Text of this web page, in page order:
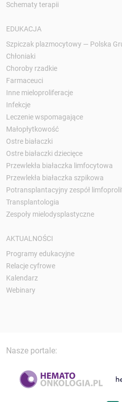
Schematy terapii
EDUKACJA
Szpiczak plazmocytowy — Polska
Chłoniaki
Choroby rzadkie
Farmaceuci
Inne mieloproliferacje
Infekcje
Leczenie wspomagające
Małopłytkowość
Ostre białaczki
Ostre białaczki dziecięce
Przewlekła białaczka limfocytowa
Przewlekła białaczka szpikowa
Potransplantacyjny zespół
Transplantologia
Zespoły mielodysplastyczne
AKTUALNOŚCI
Programy edukacyjne
Relacje cyfrowe
Kalendarz
Webinary
Nasze portale: